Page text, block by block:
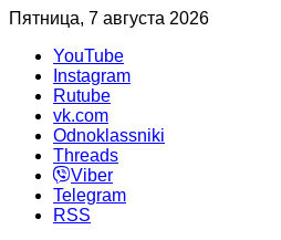
Пятница, 7 августа 2026
YouTube
Instagram
Rutube
vk.com
Odnoklassniki
Threads
Viber
Telegram
RSS